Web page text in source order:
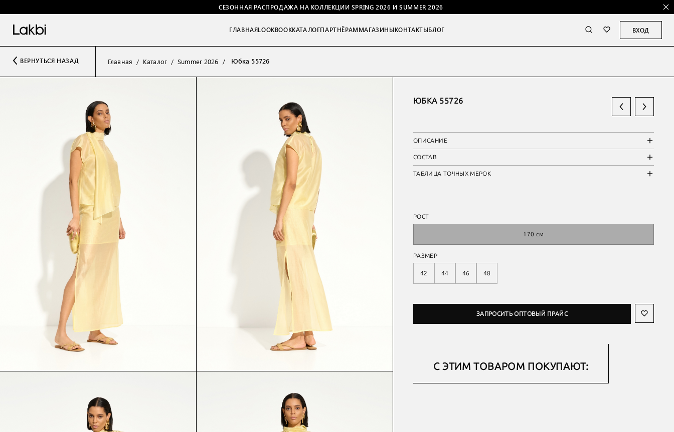
СЕЗОННАЯ РАСПРОДАЖА НА КОЛЛЕКЦИИ SPRING 2026 И SUMMER 2026
ГЛАВНАЯLOOKBOOKКАТАЛОГПАРТНЁРАММАГАЗИНЫКОНТАКТЫБЛОГ ВХОД
ВЕРНУТЬСЯ НАЗАД Главная Каталог Summer 2026 Юбка 55726
ЮБКА 55726
ОПИСАНИЕ
СОСТАВ
ТАБЛИЦА ТОЧНЫХ МЕРОК
РОСТ
170 см
РАЗМЕР
42 44 46 48
ЗАПРОСИТЬ ОПТОВЫЙ ПРАЙС
С ЭТИМ ТОВАРОМ ПОКУПАЮТ: